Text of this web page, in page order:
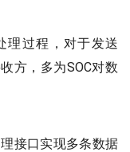
理过程，对于发送
方，多为SOC对数
接口实现多条数据